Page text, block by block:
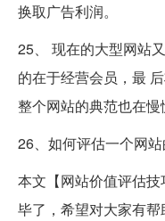
换取广告利润。
25、 现在的大型网站
的在于经营会员，最
整个网站的典范也在慢
26、如何评估一个网站
本文【网站价值评估
毕了，希望对大家有帮